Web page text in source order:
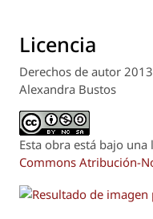
Licencia
Derechos de autor
Alexandra Bustos
Esta obra está bajo
Commons Atribución-